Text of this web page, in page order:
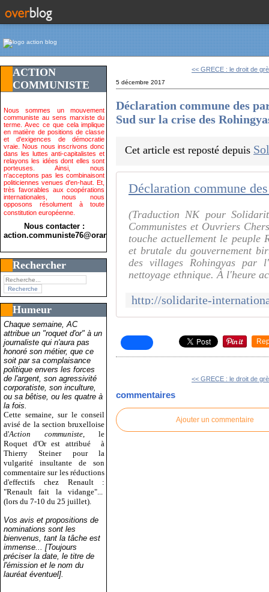
ACTION
COMMUNISTE
Nous sommes un mouvement
communiste au sens marxiste du
terme. Avec ce que cela implique
en matière de positions de classe
et d'exigences de démocratie
vraie. Nous nous inscrivons donc
dans les luttes anti-capitalistes et
relayons les idées dont elles sont
porteuses. Ainsi, nous
n'acceptons pas les combinaisont
politiciennes venues d'en-haut. Et,
très favorables aux coopérations
internationales, nous nous
opposons résolument à toute
constitution européenne.
Nous contacter :
action.communiste76@orange.fr>
Rechercher
Humeur
Chaque semaine, AC
attribue un "roquet d'or" à un
journaliste qui n'aura pas
honoré son métier, que ce
soit par sa complaisance
politique envers les forces
de l'argent, son agressivité
corporatiste, son inculture,
ou sa bêtise, ou les quatre à
la fois.
Cette semaine, sur le conseil
avisé de la section bruxelloise
d'Action communiste , le
Roquet d'Or est attribué
à
Thierry Steiner pour la
vulgarité insultante de son
commentaire sur les réductions
d'effectifs chez Renault :
"Renault fait la vidange"...
(lors du 7-10 du 25 juillet).
Vos avis et propositions de
nominations sont les
bienvenus, tant la tâche est
immense... [Toujours
préciser la date, le titre de
l'émission et le nom du
lauréat éventuel].
<< GRECE : le droit de
5 décembre 2017
Déclaration commune des
Sud sur la crise des
Cet article est reposté depuis
(Traduction NK pour
Communistes et Ouvriers
touche actuellement le peuple
et brutale du gouvernement
des villages Rohingyas par
nettoyage ethnique. À l'heure
<< GRECE : le droit de
commentaires
Ajouter un commentaire